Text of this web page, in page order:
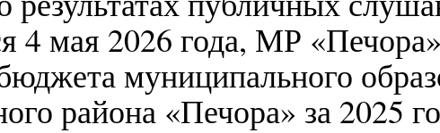
4 мая 2026 года, МР
муниципального
района «Печора» за 2025